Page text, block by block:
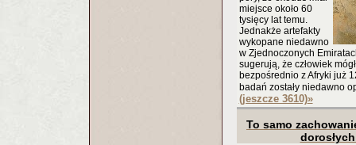
miejsce około 60
tysięcy lat temu.
Jednakże artefakty
wykopane niedawno
w Zjednoczonych
sugerują, że człowiek
bezpośrednio z Afryki już
badań zostały niedawno
(jeszcze 3610)»
To samo